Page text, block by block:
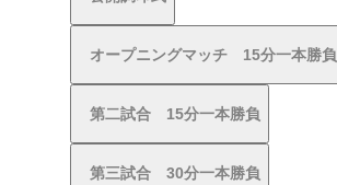
オープニングマッチ 15分一本勝負
第二試合 15分一本勝負
第三試合 30分一本勝負